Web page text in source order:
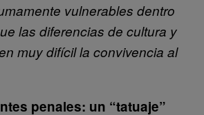
vulnerables dentro
las diferencias de cultura y
muy difícil la convivencia al
penales: un “tatuaje”